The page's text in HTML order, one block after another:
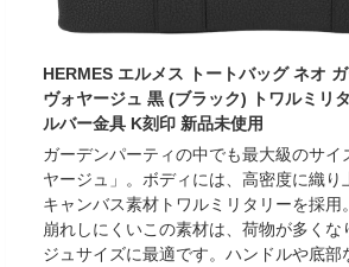
HERMES エルメス トートバッグ ネオ
ヴォヤージュ 黒 (ブラック) トワルミリ
ルバー金具 K刻印 新品未使用
ガーデンパーティの中でも最大級のサイ
ヤージュ」。ボディには、高密度に織り
キャンバス素材トワルミリタリーを採用
崩れしにくいこの素材は、荷物が多くな
ジュサイズに最適です。ハンドルや底部